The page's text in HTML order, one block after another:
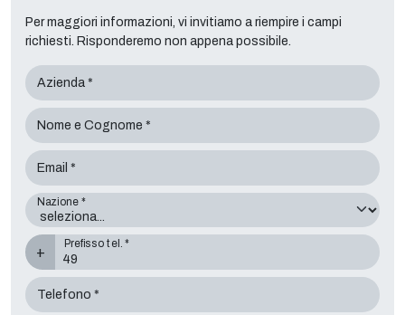
Per maggiori informazioni, vi invitiamo a riempire i campi
richiesti. Risponderemo non appena possibile.
Azienda *
Nome e Cognome *
Email *
Nazione *
+
Prefisso tel. *
Telefono *